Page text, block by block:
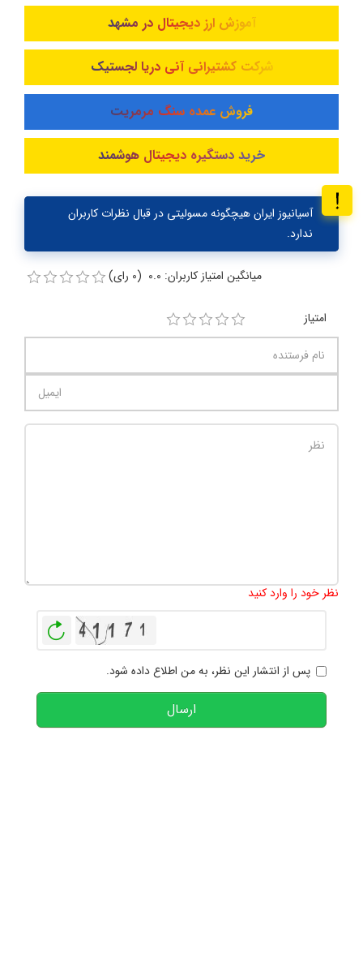
آموزش ارز دیجیتال در مشهد
شرکت کشتیرانی آنی دریا لجستیک
فروش عمده سنگ مرمریت
خرید دستگیره دیجیتال هوشمند
آسیانیوز ایران هیچگونه مسولیتی در قبال نظرات کاربران
ندارد.
میانگین امتیاز کاربران: 0.0 (0 رای)
امتیاز
نظر خود را وارد کنید
پس از انتشار این نظر، به من اطلاع داده شود.
ارسال